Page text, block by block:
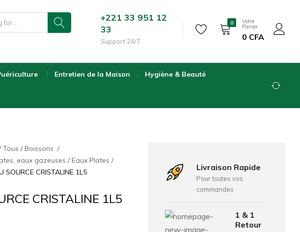
+221 33 951 12
33
Support 24/7
0 Votre
Panier
0 CFA
Entretien de la Maison Hygiène & Beauté
Tous
Boissons
eaux gazeuses
Eaux Plates
SOURCE CRISTALINE 1L5
CRISTALINE 1L5
Livraison Rapide
Pour toutes vos
commandes
1 & 1
Retour